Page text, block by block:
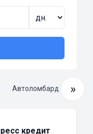
Автоломбард под»
кредит